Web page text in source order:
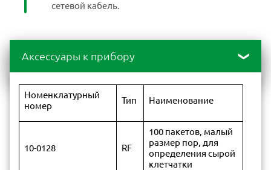
сетевой кабель.
Аксессуары к прибору
Номенклатурный
номер
Тип Наименование
10-0128 RF
100 пакетов, малый
размер пор, для
определения сырой
клетчатки